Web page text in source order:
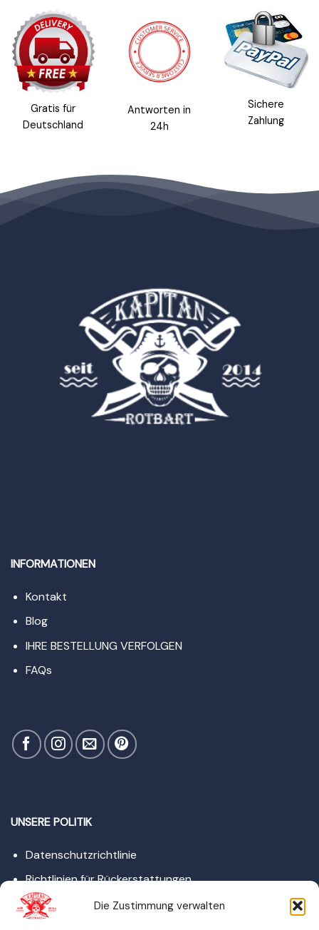
Die Zustimmung verwalten
Gratis für
Deutschland
Antworten in
24h
Sichere
Zahlung
INFORMATIONEN
Kontakt
Blog
IHRE BESTELLUNG VERFOLGEN
FAQs
UNSERE POLITIK
Datenschutzrichtlinie
Richtlinien für Rückerstattungen
Rechtliche Hinweise